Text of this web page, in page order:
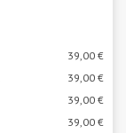
39,00 €
39,00 €
39,00 €
39,00 €